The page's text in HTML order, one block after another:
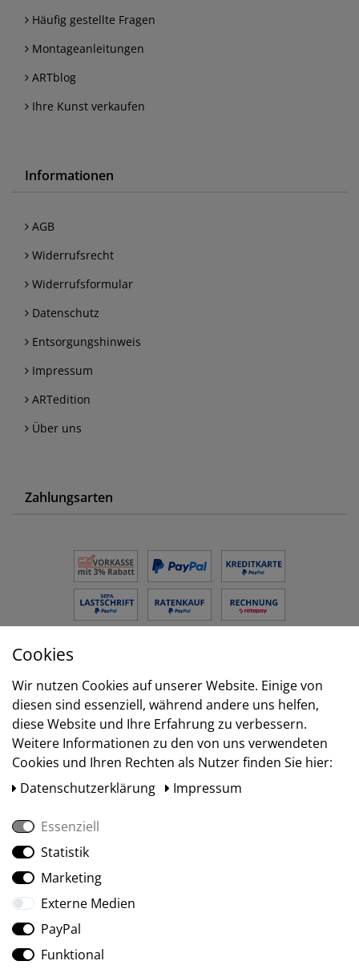
Häufig gestellte Fragen
Montageanleitungen
ARTblog
Ihre Kunst verkaufen
Informationen
AGB
Widerrufsrecht
Widerrufsformular
Datenschutz
Entsorgungshinweis
Impressum
ARTedition
Über uns
Zahlungsarten
Versand
Social Media
Cookies
Wir nutzen Cookies auf unserer Website. Einige von
diesen sind essenziell, während andere uns helfen,
diese Website und Ihre Erfahrung zu verbessern.
Weitere Informationen zu den von uns verwendeten
Cookies und Ihren Rechten als Nutzer finden Sie hier:
Daten­schutz­erklärung
Impressum
Essenziell
Statistik
Marketing
Externe Medien
PayPal
Funktional